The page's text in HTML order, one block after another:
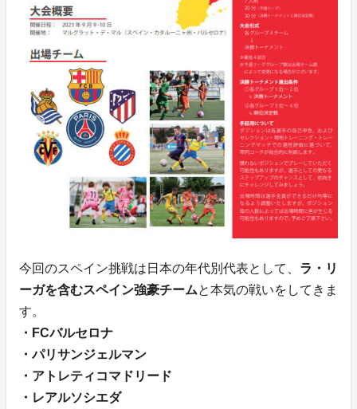
今回のスペイン挑戦は日本の年代別代表として、 ラ・リ
ーガを含むスペイン強豪チームと本気の戦いをしてきま
す。
・FCバルセロナ
・パリサンジェルマン
・アトレティコマドリード
・レアルソシエダ